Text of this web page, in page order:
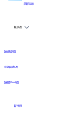
部署与运维
解决方案
数仓建设方案
全链路实时方案
数据资产API方案
客户案例